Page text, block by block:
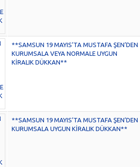
**SAMSUN 19 MAYIS’TA MUSTAFA ŞEN’DEN
KURUMSALA VEYA NORMALE UYGUN
KİRALIK DÜKKAN**
**SAMSUN 19 MAYIS’TA MUSTAFA ŞEN’DEN
KURUMSALA UYGUN KİRALIK DÜKKAN**